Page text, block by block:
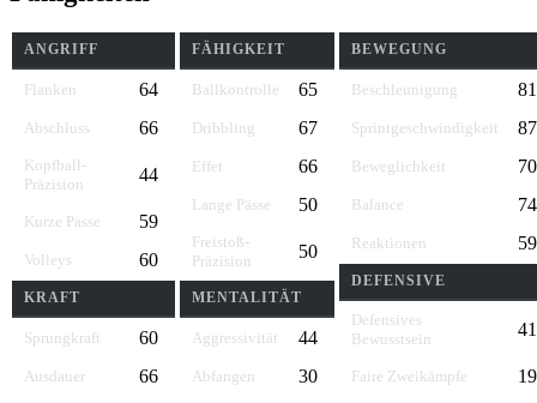
ANGRIFF
Flanken 64
Abschluss 66
Kopfball-
Präzision
44
Kurze Pässe 59
Volleys 60
KRAFT
Sprungkraft 60
Ausdauer 66
FÄHIGKEIT
Ballkontrolle 65
Dribbling 67
Effet 66
Lange Pässe 50
Freistoß-
Präzision
50
MENTALITÄT
Aggressivität 44
Abfangen 30
BEWEGUNG
Beschleunigung 81
Sprintgeschwindigkeit 87
Beweglichkeit 70
Balance 74
Reaktionen 59
DEFENSIVE
Defensives
Bewusstsein
41
Faire Zweikämpfe 19